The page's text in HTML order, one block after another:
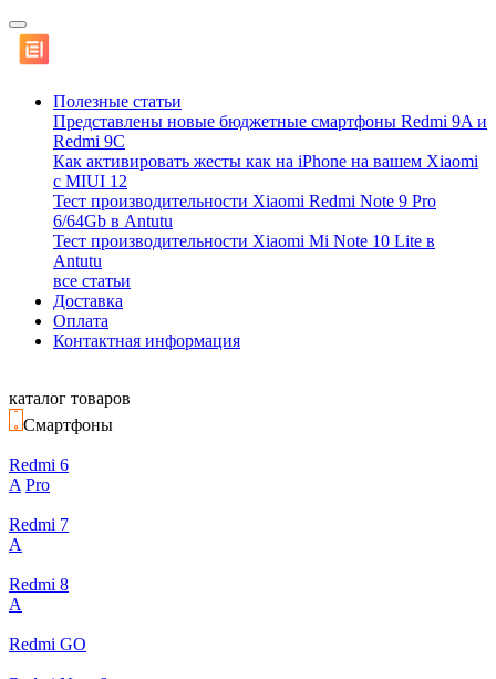
Полезные статьи
Представлены новые бюджетные смартфоны Redmi 9A и
Redmi 9C
Как активировать жесты как на iPhone на вашем Xiaomi
с MIUI 12
Тест производительности Xiaomi Redmi Note 9 Pro
6/64Gb в Antutu
Тест производительности Xiaomi Mi Note 10 Lite в
Antutu
все статьи
Доставка
Оплата
Контактная информация
каталог товаров
Смартфоны
Redmi 6
A Pro
Redmi 7
A
Redmi 8
A
Redmi GO